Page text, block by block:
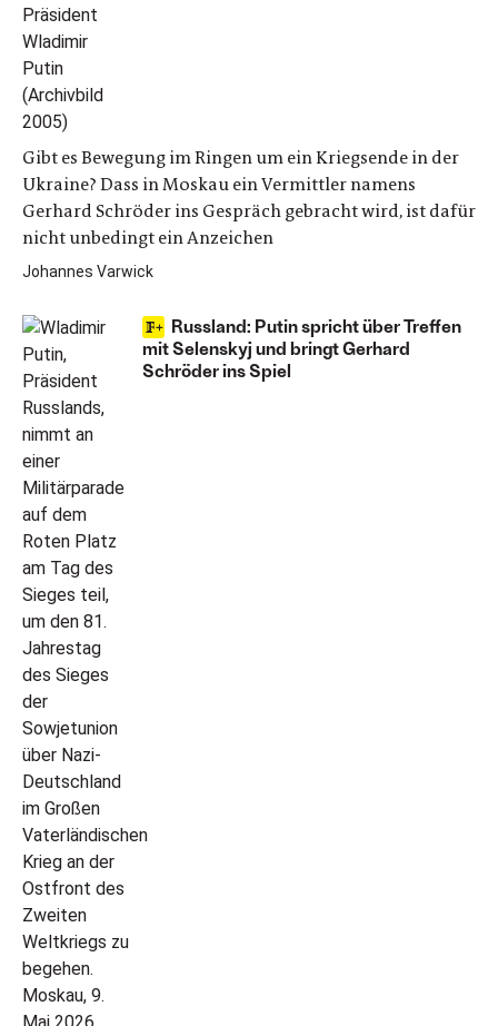
Gibt es Bewegung im Ringen um ein Kriegsende in der
Ukraine? Dass in Moskau ein Vermittler namens
Gerhard Schröder ins Gespräch gebracht wird, ist dafür
nicht unbedingt ein Anzeichen
Johannes Varwick
Russland: Putin spricht über Treffen
mit Selenskyj und bringt Gerhard
Schröder ins Spiel